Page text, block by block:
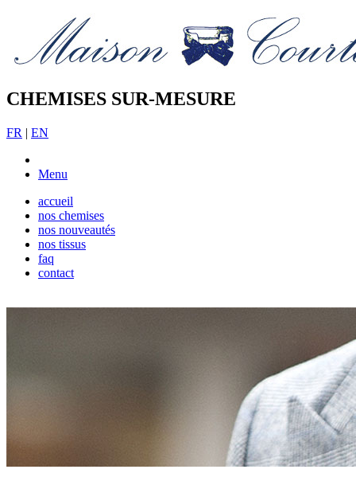
CHEMISES SUR-MESURE
FR | EN
Menu
accueil
nos chemises
nos nouveautés
nos tissus
faq
contact